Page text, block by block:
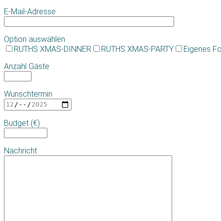
E-Mail-Adresse
Option auswählen
RUTHS XMAS-DINNER
RUTHS XMAS-PARTY
Eigenes
Anzahl Gäste
Wunschtermin
Budget (€)
Nachricht